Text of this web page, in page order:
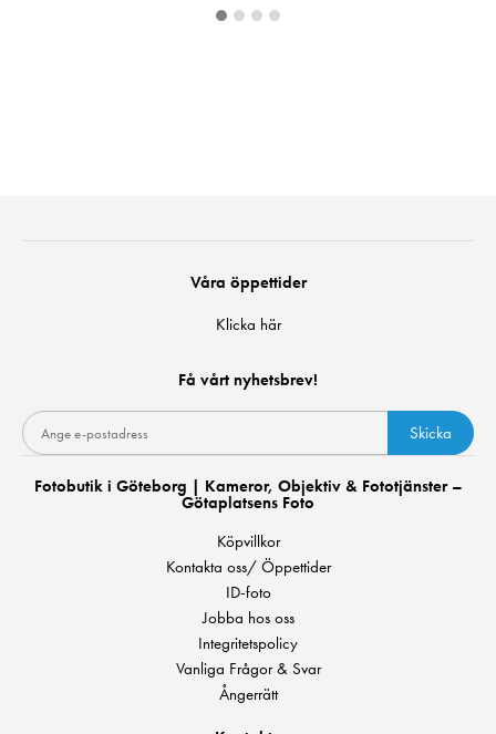
Våra öppettider
Klicka här
Få vårt nyhetsbrev!
Skicka
Fotobutik i Göteborg | Kameror, Objektiv & Fototjänster –
Götaplatsens Foto
Köpvillkor
Kontakta oss/ Öppettider
ID-foto
Jobba hos oss
Integritetspolicy
Vanliga Frågor & Svar
Ångerrätt